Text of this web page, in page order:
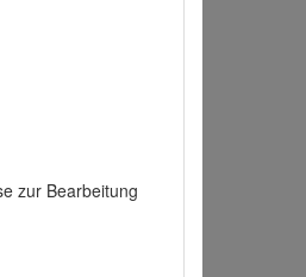
zur Bearbeitung